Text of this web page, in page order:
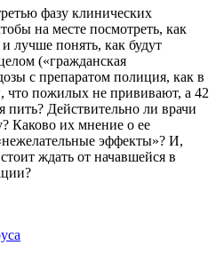
фазу клинических
на месте посмотреть, как
лучше понять, как будут
(«гражданская
с препаратом полиция, как в
что пожилых не прививают, а 42
пить? Действительно ли врачи
Каково их мнение о ее
эффекты»? И,
ждать от начавшейся в